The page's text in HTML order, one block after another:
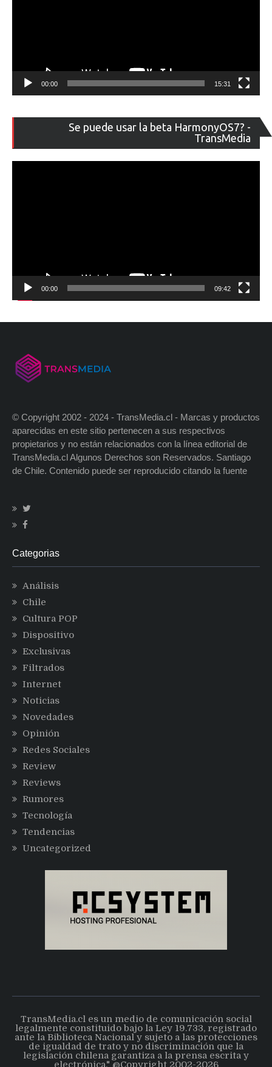
00:00 15:31
Se puede usar la beta HarmonyOS7? -
TransMedia
de
00:00 09:42
© Copyright 2002 - 2024 - TransMedia.cl - Marcas y productos
aparecidas en este sitio pertenecen a sus respectivos
propietarios y no están relacionados con la línea editorial de
TransMedia.cl Algunos Derechos son Reservados. Santiago
de Chile. Contenido puede ser reproducido citando la fuente
Categorias
Análisis
Chile
Cultura POP
Dispositivo
Exclusivas
Filtrados
Internet
Noticias
Novedades
Opinión
Redes Sociales
Review
Reviews
Rumores
Tecnología
Tendencias
Uncategorized
TransMedia.cl es un medio de comunicación social
legalmente constituido bajo la Ley 19.733, registrado
ante la Biblioteca Nacional y sujeto a las protecciones
de igualdad de trato y no discriminación que la
legislación chilena garantiza a la prensa escrita y
electrónica." @Copyright 2002-2026